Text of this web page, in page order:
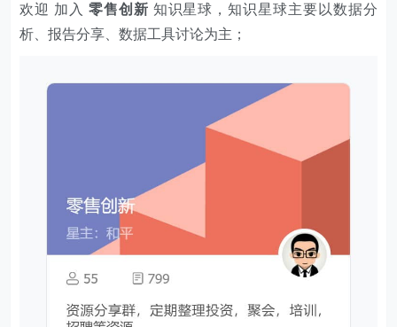
欢迎 加入 零售创新 知识星球，知识星球主要以数据分
析、报告分享、数据工具讨论为主；